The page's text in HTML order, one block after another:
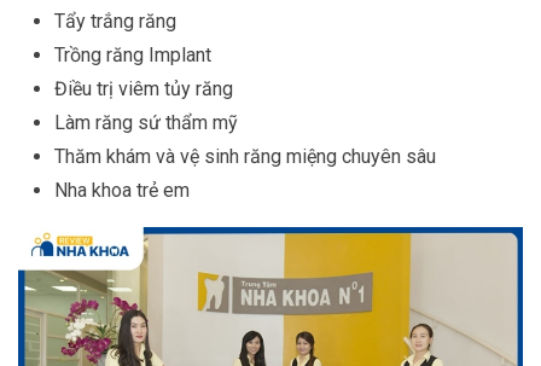
Tẩy trắng răng
Trồng răng Implant
Điều trị viêm tủy răng
Làm răng sứ thẩm mỹ
Thăm khám và vệ sinh răng miệng chuyên sâu
Nha khoa trẻ em